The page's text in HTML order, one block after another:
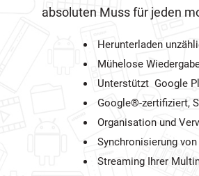
absoluten Muss für jeden
Herunterladen
Mühelose
Unterstützt Google
Google®-zertifiziert,
Organisation und
Synchronisierung
Streaming Ihrer